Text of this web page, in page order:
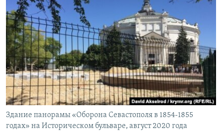
ПРОПАВШИЕ БЕЗ ВЕСТИ
ПОБЕДИТЕЛЕЙ НЕ СУДЯТ?
КРЫМ.НЕПОКОРЕННЫЙ
ELIFBE
УКРАИНСКАЯ ПРОБЛЕМА КРЫМА
ПРИСОЕДИНЯЙТЕСЬ!
Все сайты RFE/RL
Здание панорамы «Оборона Севастополя в 1854-1855
годах» на Историческом бульваре, август 2020 года